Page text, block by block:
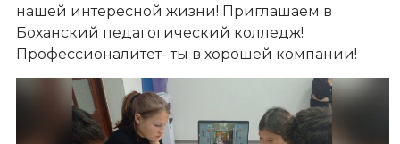
нашей интересной жизни! Приглашаем в
Боханский педагогический колледж!
Профессионалитет- ты в хорошей компании!